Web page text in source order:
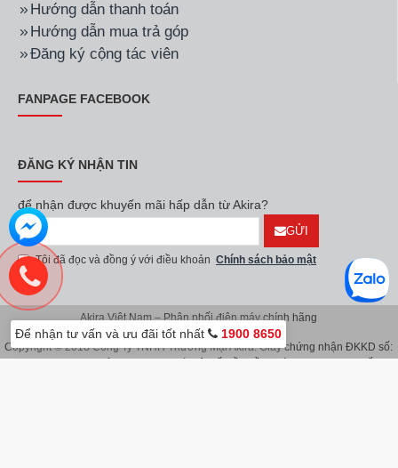
Hướng dẫn thanh toán
Hướng dẫn mua trả góp
Đăng ký cộng tác viên
FANPAGE FACEBOOK
ĐĂNG KÝ NHẬN TIN
để nhận được khuyến mãi hấp dẫn từ Akira?
GỬI
Tôi đã đọc và đồng ý với điều khoản Chính sách bảo mật
Akira Việt Nam – Phân phối điện máy chính hãng
Copyright © 2018 Công Ty TNHH Thương Mại Akira. Giấy chứng nhận ĐKKD số:
Để nhận tư vấn và ưu đãi tốt nhất 1900 8650